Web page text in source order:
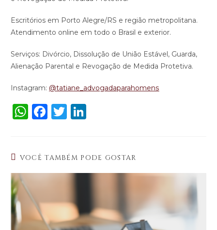
Escritórios em Porto Alegre/RS e região metropolitana.
Atendimento online em todo o Brasil e exterior.
Serviços: Divórcio, Dissolução de União Estável, Guarda,
Alienação Parental e Revogação de Medida Protetiva.
Instagram: @tatiane_advogadaparahomens
W
ts
A
p
p
F
e
b
o
k
T
te
r
e
dI
VOCÊ TAMBÉM PODE GOSTAR